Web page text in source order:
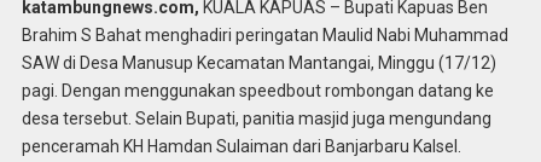
katambungnews.com, KUALA KAPUAS – Bupati Kapuas Ben
Brahim S Bahat menghadiri peringatan Maulid Nabi Muhammad
SAW di Desa Manusup Kecamatan Mantangai, Minggu (17/12)
pagi. Dengan menggunakan speedbout rombongan datang ke
desa tersebut. Selain Bupati, panitia masjid juga mengundang
penceramah KH Hamdan Sulaiman dari Banjarbaru Kalsel.